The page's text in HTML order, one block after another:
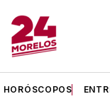
HORÓSCOPOS